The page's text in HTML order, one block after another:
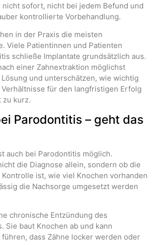
nicht sofort, nicht bei jedem Befund und
kontrollierte Vorbehandlung.
in der Praxis die meisten
Viele Patientinnen und Patienten
schließe Implantate grundsätzlich aus.
einer Zahnextraktion möglichst
und unterschätzen, wie wichtig
für den langfristigen Erfolg
zu kurz.
Parodontitis – geht das
auch bei Parodontitis möglich.
die Diagnose allein, sondern ob die
ist, wie viel Knochen vorhanden
die Nachsorge umgesetzt werden
chronische Entzündung des
Sie baut Knochen ab und kann
dass Zähne locker werden oder